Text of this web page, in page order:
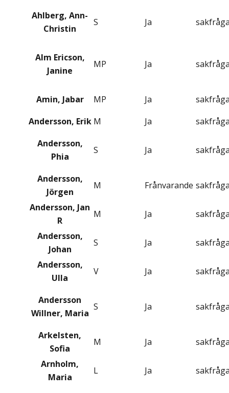
Ahlberg, Ann-
Christin
S Ja
Alm Ericson,
Janine
MP Ja
Amin, Jabar MP Ja
Andersson, Erik M Ja
Andersson,
Phia
S Ja
Andersson,
Jörgen
M Frånvarande
Andersson, Jan
R
M Ja
Andersson,
Johan
S Ja
Andersson,
Ulla
V Ja
Andersson
Willner, Maria
S Ja
Arkelsten,
Sofia
M Ja
Arnholm,
Maria
L Ja